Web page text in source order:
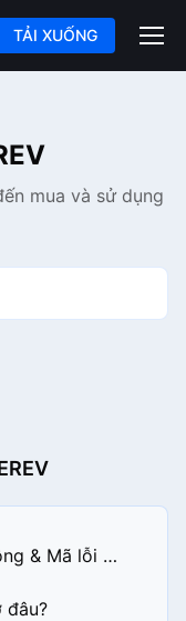
TẢI XUỐNG
mua và sử dụng
Thanh toán không thành công & Mã lỗi thanh toán
đâu?